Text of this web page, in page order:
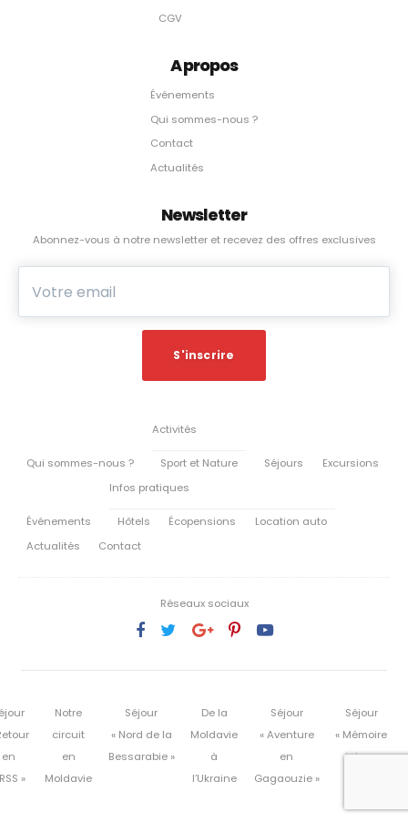
CGV
A propos
Événements
Qui sommes-nous ?
Contact
Actualités
Newsletter
Abonnez-vous à notre newsletter et recevez des offres exclusives
Qui sommes-nous ?
Activités
Sport et Nature Séjours Excursions
Événements
Infos pratiques
Hôtels Écopensions
Location auto
Actualités
Contact
Réseaux sociaux
en
»
Notre
circuit
en
Moldavie
Séjour
« Nord de la
Bessarabie »
De la
Moldavie
à
l’Ukraine
Séjour
« Aventure
en
Gagaouzie »
Séjour
« Mémoire
juive »